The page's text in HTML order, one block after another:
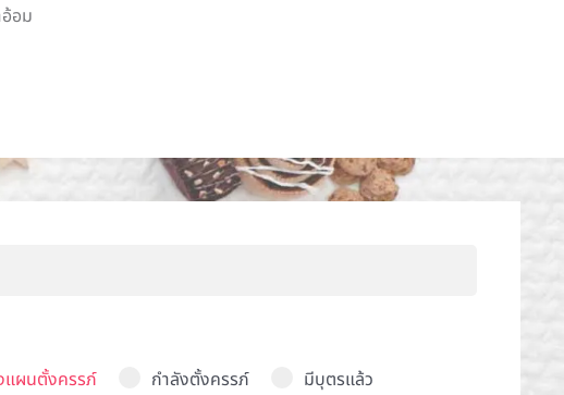
อม
แผนตั้งครรภ์
กำลังตั้งครรภ์ มีบุตรแล้ว